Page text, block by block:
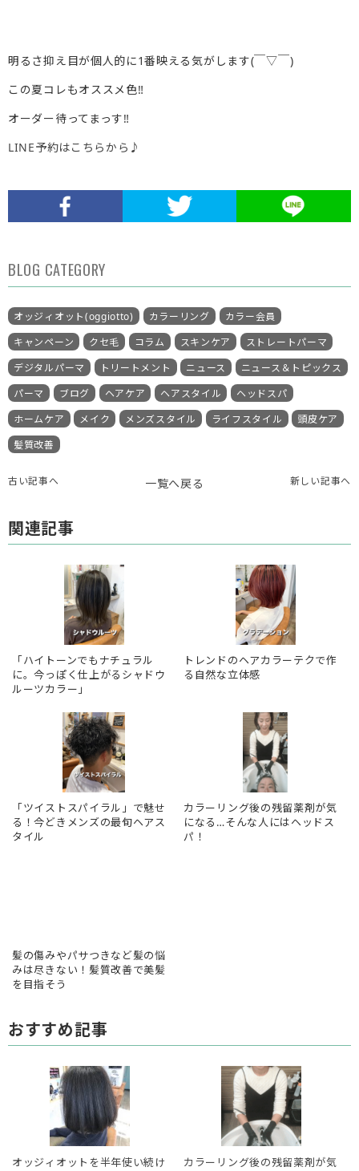
明るさ抑え目が個人的に1番映える気がします(￣▽￣)
この夏コレもオススメ色‼︎
オーダー待ってまっす‼︎
LINE予約はこちらから♪
BLOG CATEGORY
オッジィオット(oggiotto) カラーリング
カラー会員
キャンペーン
クセ毛 コラム スキンケア
ストレートパーマ
デジタルパーマ
トリートメント ニュース
ニュース＆トピックス
パーマ
ブログ ヘアケア ヘアスタイル
ヘッドスパ
ホームケア
メイク メンズスタイル ライフスタイル
頭皮ケア
髪質改善
古い記事へ 一覧へ戻る 新しい記事へ
関連記事
「ハイトーンでもナチュラル
に。今っぽく仕上がるシャドウ
ルーツカラー」
トレンドのヘアカラーテクで作
る自然な立体感
「ツイストスパイラル」で魅せ
る！今どきメンズの最旬ヘアス
タイル
カラーリング後の残留薬剤が気
になる…そんな人にはヘッドス
パ！
髪の傷みやパサつきなど髪の悩
みは尽きない！髪質改善で美髪
を目指そう
おすすめ記事
オッジィオットを半年使い続け
カラーリング後の残留薬剤が気